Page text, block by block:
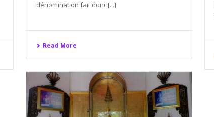
dénomination fait donc [...]
Read More